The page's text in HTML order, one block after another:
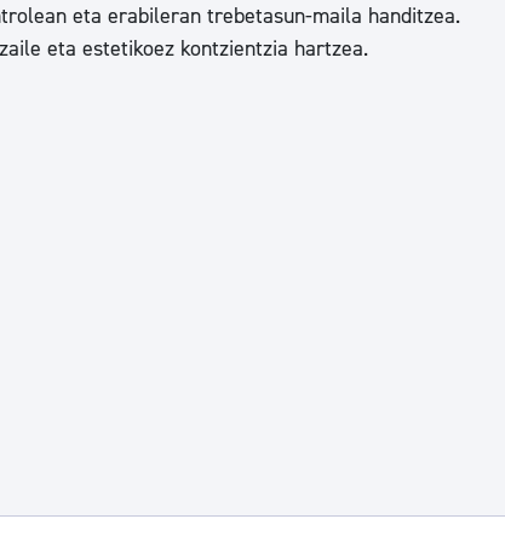
eta erabileran trebetasun-maila handitzea.
eta estetikoez kontzientzia hartzea.